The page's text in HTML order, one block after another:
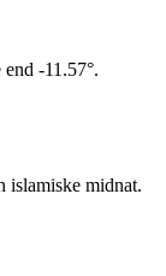
-11.57°.
islamiske midnat.